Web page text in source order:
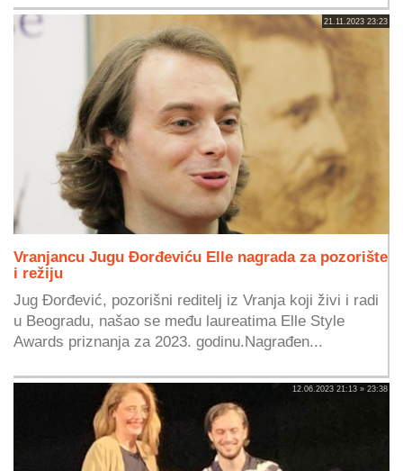
21.11.2023 23:23
Vranjancu Jugu Đorđeviću Elle nagrada za pozorište
i režiju
Jug Đorđević, pozorišni reditelj iz Vranja koji živi i radi
u Beogradu, našao se među laureatima Elle Style
Awards priznanja za 2023. godinu.Nagrađen...
12.06.2023 21:13 » 23:38